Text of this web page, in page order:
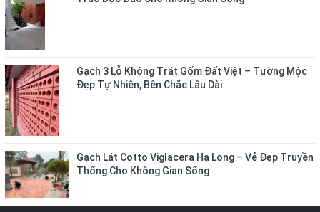
Gạch 3 Lỗ Không Trát Gốm Đất Việt – Tường Mộc
Đẹp Tự Nhiên, Bền Chắc Lâu Dài
Gạch Lát Cotto Viglacera Hạ Long – Vẻ Đẹp Truyền
Thống Cho Không Gian Sống